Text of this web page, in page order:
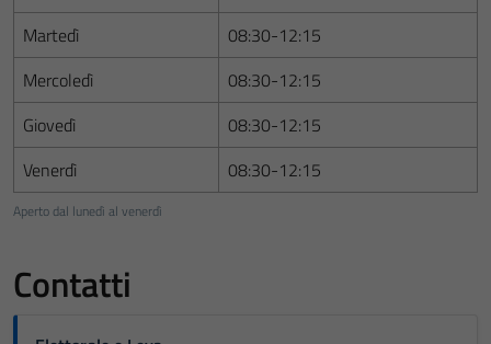
Aperto dal lunedì al venerdì
Martedì
08:30-12:15
Mercoledì
08:30-12:15
Giovedì
08:30-12:15
Venerdì
08:30-12:15
Contatti